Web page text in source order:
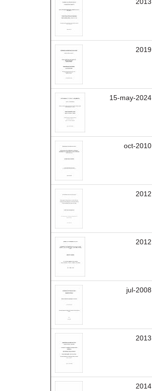
2019
15-may-2024
oct-2010
2012
2012
jul-2008
2013
2014